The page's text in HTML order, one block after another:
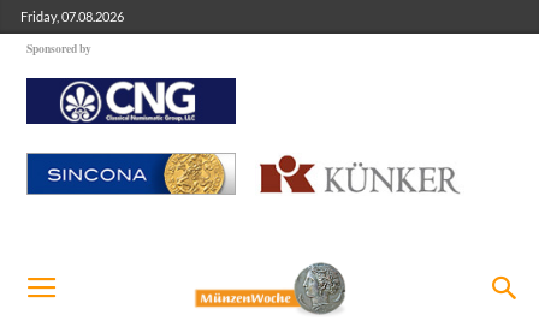
Friday, 07.08.2026
Sponsored by